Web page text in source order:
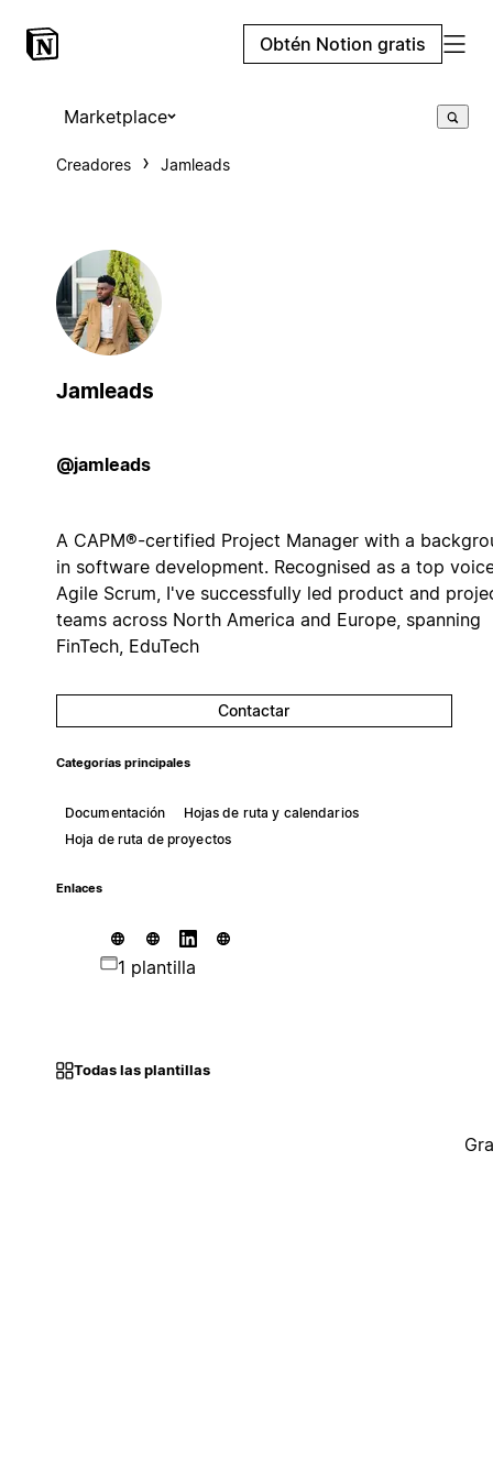
Obtén Notion gratis
Marketplace
Creadores Jamleads
Jamleads
@jamleads
A CAPM®️-certified Project Manager with a
in software development. Recognised as a top
Agile Scrum, I've successfully led product and
teams across North America and Europe, spanning
FinTech, EduTech
Contactar
Categorías principales
Documentación
Hojas de ruta y calendarios
Hoja de ruta de proyectos
Enlaces
1 plantilla
Todas las plantillas